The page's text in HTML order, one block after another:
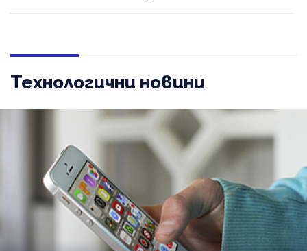
Технологични новини